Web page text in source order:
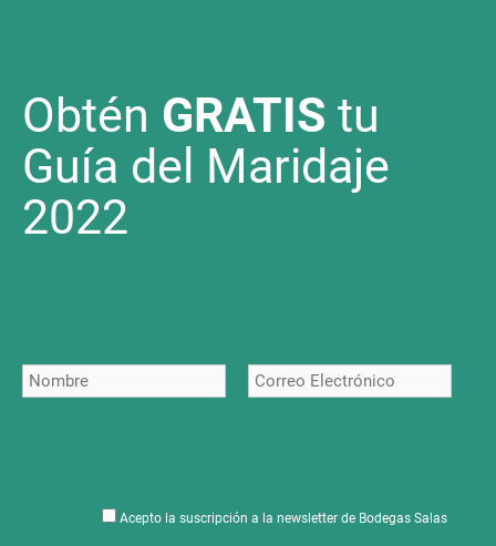
Obtén GRATIS tu
Guía del Maridaje
2022
Acepto la suscripción a la newsletter de Bodegas Salas